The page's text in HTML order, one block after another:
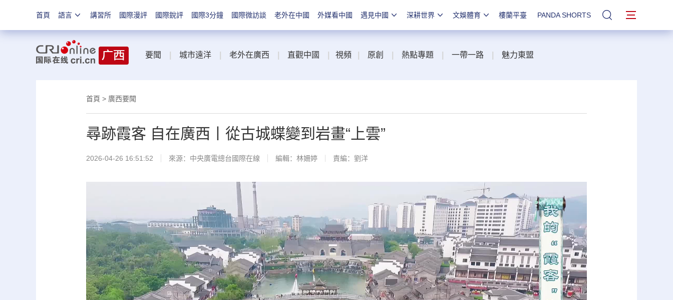
首頁 語言 講習所 國際漫評 國際銳評 國際3分鐘 國際微訪談 老外在中國 外媒看中國 遇見中國 深耕世界 文娛體育 樓蘭平臺 PANDA SHORTS 站內搜索
要聞 城市遠洋 老外在廣西 直觀中國 視頻 原創 熱點專題 一帶一路 魅力東盟
首頁 > 廣西要聞
尋跡霞客 自在廣西丨從古城蝶變到岩畫“上雲”
2026-04-26 16:51:52 來源：中央廣電總台國際在線 編輯：林姍婷 責編：劉洋